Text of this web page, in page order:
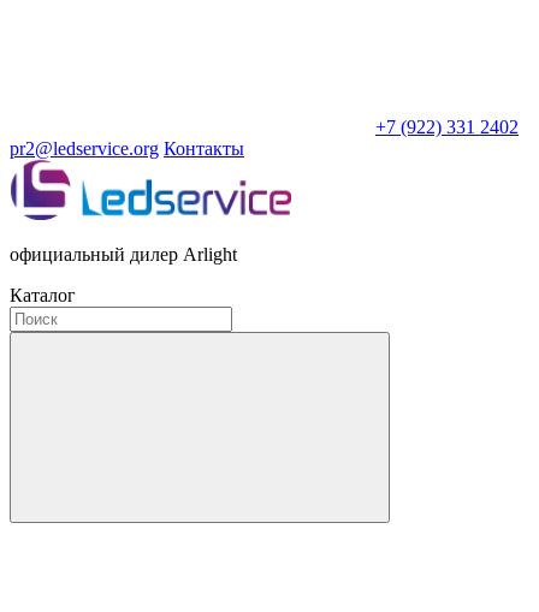
+7 (922) 331 2402
pr2@ledservice.org Контакты
официальный дилер Arlight
Каталог